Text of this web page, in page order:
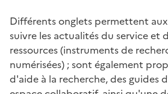
Différents onglets permettent
suivre les actualités du service et
ressources (instruments de
numérisées) ; sont également
d'aide à la recherche, des guides